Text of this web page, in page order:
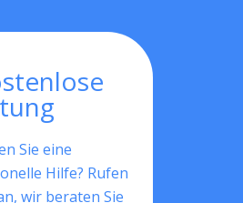
Sie eine
Hilfe? Rufen
wir beraten Sie